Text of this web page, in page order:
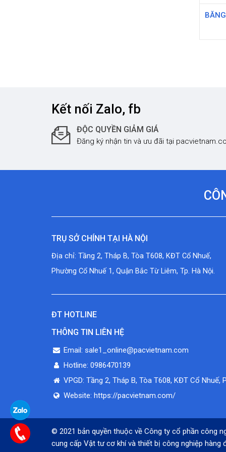
Kết nối Zalo, fb
ĐỘC QUYỀN GIẢM GIÁ
Đăng ký nhận tin và ưu đãi tại
TRỤ SỞ CHÍNH TẠI HÀ NỘI
Địa chỉ: Tầng 2, Tháp B, Tòa T608, KĐT Cổ Nhuế,
Phường Cổ Nhuế 1, Quận Bắc Từ Liêm, Tp. Hà Nội.
ĐT HOTLINE
THÔNG TIN LIÊN HỆ
Email: sale1_online@pacvietnam.com
Hotline: 0986470139
VPGD: Tầng 2, Tháp B, Tòa T608, KĐT Cổ
Website: https://pacvietnam.com/
© 2021 bản quyền thuộc về Công ty cổ phần công
cung cấp Vật tư cơ khí và thiết bị công nghiệp hàng